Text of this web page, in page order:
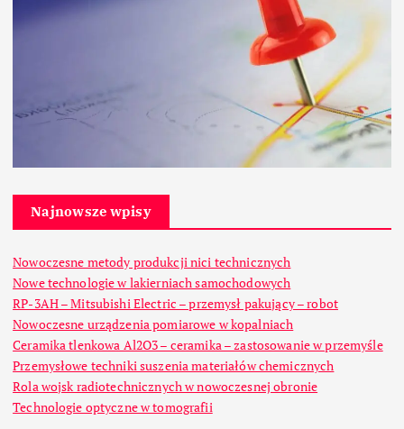
Najnowsze wpisy
Nowoczesne metody produkcji nici technicznych
Nowe technologie w lakierniach samochodowych
RP-3AH – Mitsubishi Electric – przemysł pakujący – robot
Nowoczesne urządzenia pomiarowe w kopalniach
Ceramika tlenkowa Al2O3 – ceramika – zastosowanie w przemyśle
Przemysłowe techniki suszenia materiałów chemicznych
Rola wojsk radiotechnicznych w nowoczesnej obronie
Technologie optyczne w tomografii